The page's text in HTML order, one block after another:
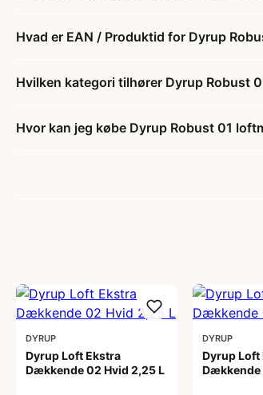
Hvad er EAN / Produktid for Dyrup
Hvilken kategori tilhører Dyrup Robust
Hvor kan jeg købe Dyrup Robust 01
DYRUP
Dyrup Loft Ekstra
Dækkende 02 Hvid 2,25 L
DYRUP
Dyrup Loft
Dækkende